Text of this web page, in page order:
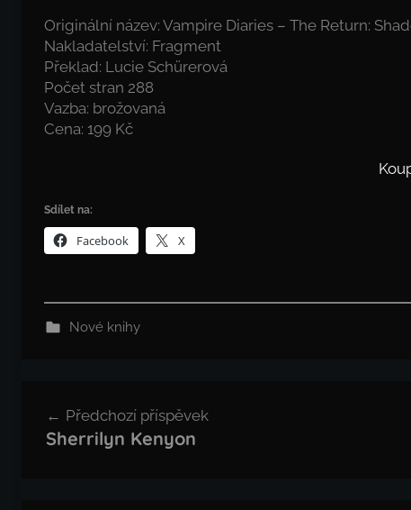
Originální název: Vampire Diaries – The Return:
Nakladatelství: Fragment
Překlad: Lucie Schürerová
Počet stran 288
Vazba: brožovaná
Cena: 199 Kč
Sdílet na:
Facebook X
Nové knihy
pro
Předchozí příspěvek
Sherrilyn Kenyon